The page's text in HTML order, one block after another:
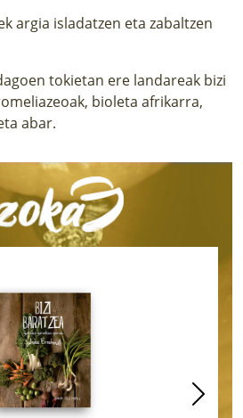
argia isladatzen eta zabaltzen
tokietan ere landareak bizi
bioleta afrikarra,
abar.